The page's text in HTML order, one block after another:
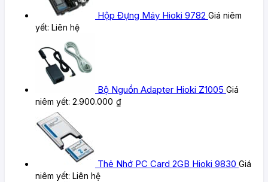
Hộp Đựng Máy Hioki 9782 Giá niêm
yết: Liên hệ
Bộ Nguồn Adapter Hioki Z1005 Giá
niêm yết: 2.900.000 ₫
Thẻ Nhớ PC Card 2GB Hioki 9830 Giá
niêm yết: Liên hệ